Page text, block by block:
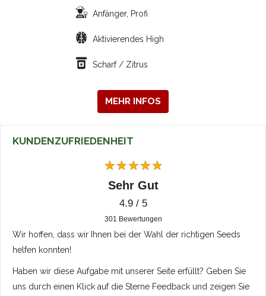
Anfänger, Profi
Aktivierendes High
Scharf / Zitrus
MEHR INFOS
KUNDENZUFRIEDENHEIT
Sehr Gut
4.9 / 5
301 Bewertungen
Wir hoffen, dass wir Ihnen bei der Wahl der richtigen Seeds
helfen konnten!
Haben wir diese Aufgabe mit unserer Seite erfüllt? Geben Sie
uns durch einen Klick auf die Sterne Feedback und zeigen Sie